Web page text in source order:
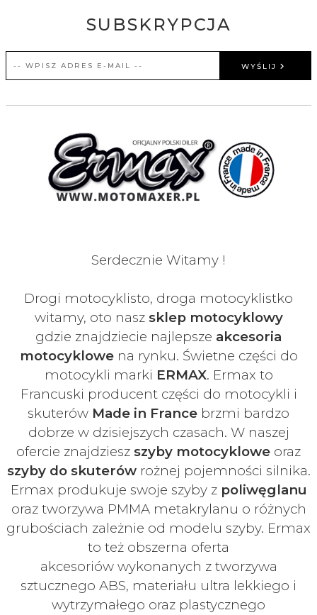
SUBSKRYPCJA
WYŚLIJ
Serdecznie Witamy !
Drogi motocyklisto, droga motocyklistko
witamy, oto nasz sklep motocyklowy
gdzie znajdziecie najlepsze akcesoria
motocyklowena rynku. Świetne części do
motocykli marki ERMAX. Ermax to
Francuski producent części do motocykli i
skuterów Made in France brzmi bardzo
dobrze w dzisiejszych czasach. W naszej
ofercie znajdziesz szyby motocyklowe oraz
szyby do skuterówrożnej pojemności silnika.
Ermax produkuje swoje szyby z poliwęglanu
oraz tworzywa PMMA metakrylanu o różnych
grubościach zależnie od modelu szyby. Ermax
to też obszerna oferta
akcesoriów wykonanych z tworzywa
sztucznego ABS, materiału ultra lekkiego i
wytrzymałego oraz plastycznego